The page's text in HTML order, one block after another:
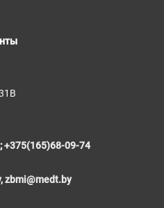
;+375(165)68-09-74
zbmi@medt.by